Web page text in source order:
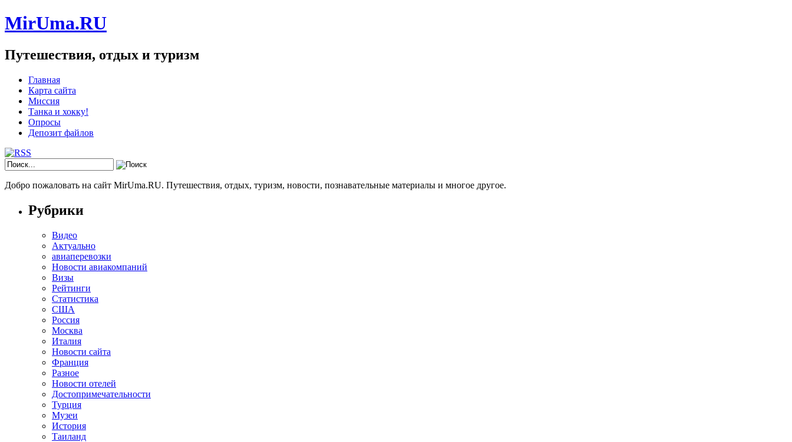
MirUma.RU
Путешествия, отдых и туризм
Главная
Карта сайта
Миссия
Танка и хокку!
Опросы
Депозит файлов
Добро пожаловать на сайт MirUma.RU. Путешествия, отдых, туризм, новости, познавательные материалы и многое другое.
Рубрики
Видео
Актуально
авиаперевозки
Новости авиакомпаний
Визы
Рейтинги
Статистика
США
Россия
Москва
Италия
Новости сайта
Франция
Разное
Новости отелей
Достопримечательности
Турция
Музеи
История
Таиланд